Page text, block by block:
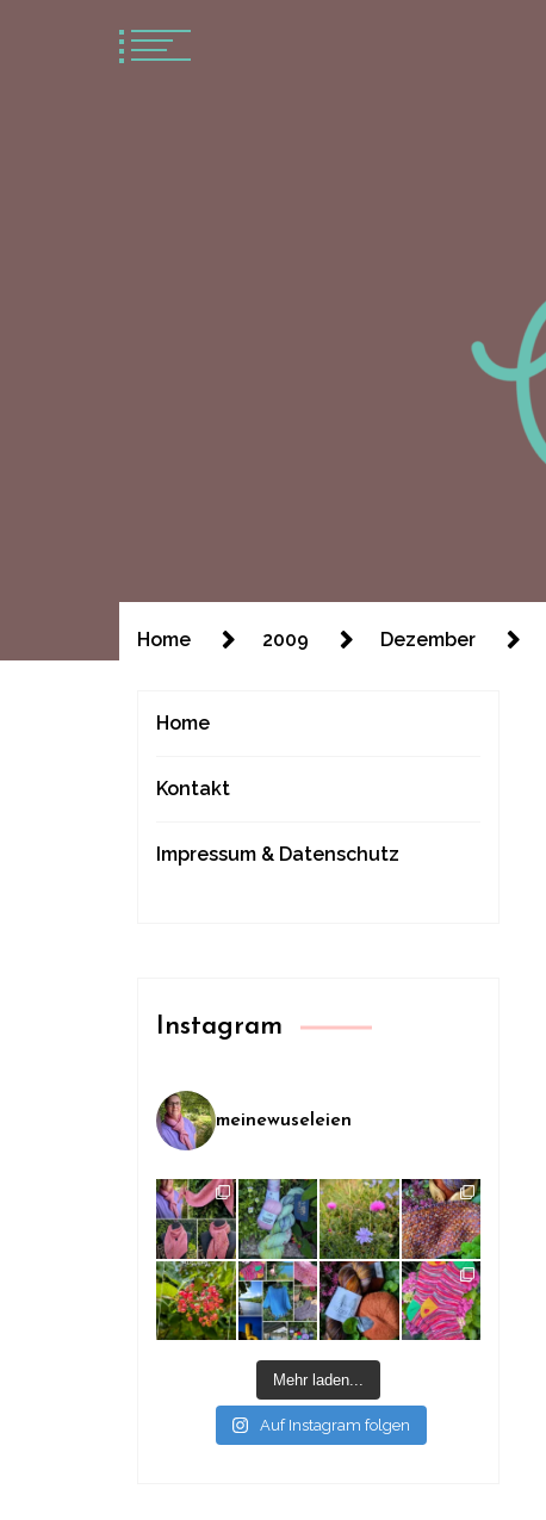
Home 2009 Dezember
Home
Kontakt
Impressum & Datenschutz
Instagram
meinewuseleien
Mehr laden...
Auf Instagram folgen